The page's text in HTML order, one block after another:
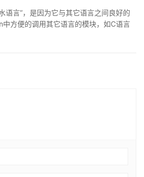
语言”，是因为它与其它语言之间良好的
方便的调用其它语言的模块，如C语言
言也可以以嵌入方…